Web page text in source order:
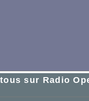
sur Radio